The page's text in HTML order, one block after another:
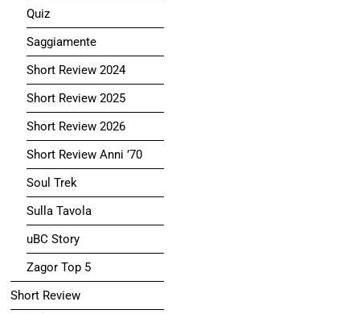
Quiz
Saggiamente
Short Review 2024
Short Review 2025
Short Review 2026
Short Review Anni ’70
Soul Trek
Sulla Tavola
uBC Story
Zagor Top 5
Short Review